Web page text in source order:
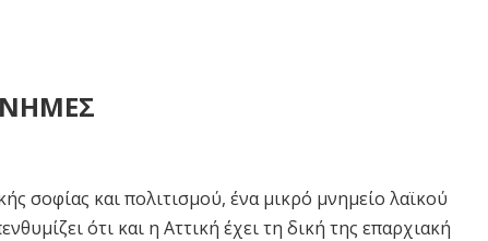
σοφίας και πολιτισμού, ένα μικρό μνημείο λαϊκού
ότι και η Αττική έχει τη δική της επαρχιακή